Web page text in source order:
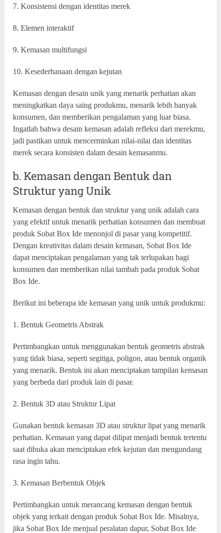
7. Konsistensi dengan identitas merek
8. Elemen interaktif
9. Kemasan multifungsi
10. Kesederhanaan dengan kejutan
Kemasan dengan desain unik yang menarik perhatian akan
meningkatkan daya saing produkmu, menarik lebih banyak
konsumen, dan memberikan pengalaman yang luar biasa.
Ingatlah bahwa desain kemasan adalah refleksi dari merekmu,
jadi pastikan untuk mencerminkan nilai-nilai dan identitas
merek secara konsisten dalam desain kemasanmu.
b. Kemasan dengan Bentuk dan
Struktur yang Unik
Kemasan dengan bentuk dan struktur yang unik adalah cara
yang efektif untuk menarik perhatian konsumen dan membuat
produk Sobat Box Ide menonjol di pasar yang kompetitif.
Dengan kreativitas dalam desain kemasan, Sobat Box Ide
dapat menciptakan pengalaman yang tak terlupakan bagi
konsumen dan memberikan nilai tambah pada produk Sobat
Box Ide.
Berikut ini beberapa ide kemasan yang unik untuk produkmu:
1. Bentuk Geometris Abstrak
Pertimbangkan untuk menggunakan bentuk geometris abstrak
yang tidak biasa, seperti segitiga, poligon, atau bentuk organik
yang menarik. Bentuk ini akan menciptakan tampilan kemasan
yang berbeda dari produk lain di pasar.
2. Bentuk 3D atau Struktur Lipat
Gunakan bentuk kemasan 3D atau struktur lipat yang menarik
perhatian. Kemasan yang dapat dilipat menjadi bentuk tertentu
saat dibuka akan menciptakan efek kejutan dan mengundang
rasa ingin tahu.
3. Kemasan Berbentuk Objek
Pertimbangkan untuk merancang kemasan dengan bentuk
objek yang terkait dengan produk Sobat Box Ide. Misalnya,
jika Sobat Box Ide menjual peralatan dapur, Sobat Box Ide